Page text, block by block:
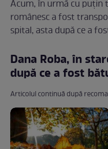
Acum, în urmă cu
românesc a fost
spital, asta după ce a
Dana Roba, în
după ce a fost
Articolul continuă după